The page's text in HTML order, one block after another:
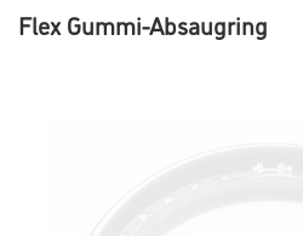
Flex Gummi-Absaugring